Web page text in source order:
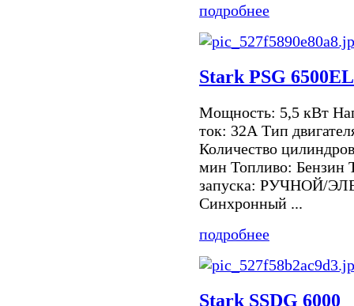
подробнее
Stark PSG
Мощность: 5,5 кВт
ток: 32А Тип
Количество
мин Топливо: Бензин
запуска: РУЧНОЙ/
Синхронный ...
подробнее
Stark SSDG 6000